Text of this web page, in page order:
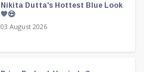
Nikita Dutta's Hottest Blue Look
💙😍
03 August 2026